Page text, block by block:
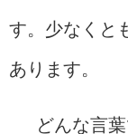
す。少なくと
あります。
どんな言